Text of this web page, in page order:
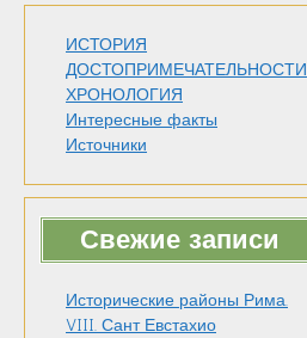
ИСТОРИЯ
ДОСТОПРИМЕЧАТЕЛЬНОСТИ
ХРОНОЛОГИЯ
Интересные факты
Источники
Свежие записи
Исторические районы Рима.
VIII. Сант Евстахио